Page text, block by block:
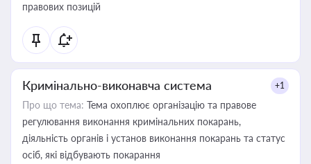
правових позицій
Кримінально-виконавча система +1
Про що тема: Тема охоплює організацію та правове
регулювання виконання кримінальних покарань,
діяльність органів і установ виконання покарань та статус
осіб, які відбувають покарання